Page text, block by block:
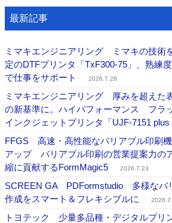
最新記事
ミマキエンジニアリング ミマキの技術
定のDTFプリンタ「TxF300-75」、熟練
で仕事をサポート
2026.7.28
ミマキエンジニアリング 厚みを超えた
の新基準に。ハイパフォーマンス フラ
インクジェットプリンタ「UJF-7151
FFGS 高速・高性能なバリアブル印刷
アップ バリアブル印刷の営業提案力の
縮に貢献するFormMagic5
2026.7.23
SCREEN GA PDFormstudio 多様なバ
作成をスマート＆フレキシブルに
トヨテック 少量多品種・デジタルプリ